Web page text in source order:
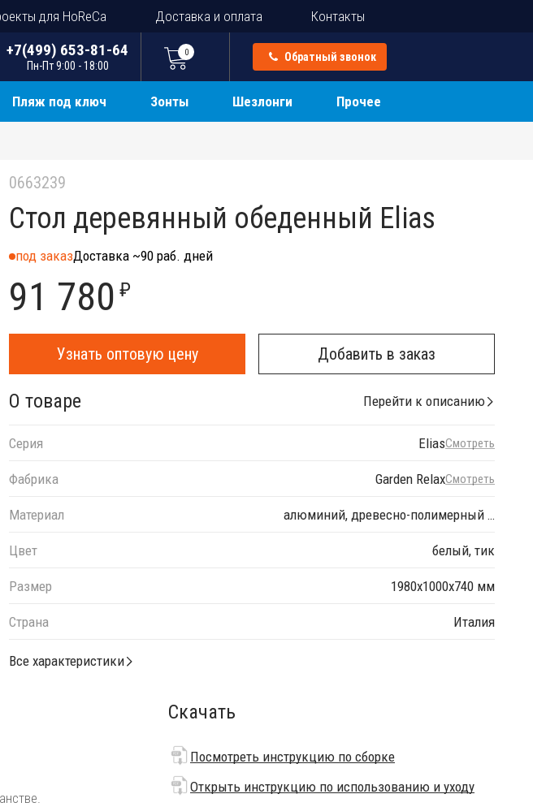
для HoReCa Доставка и оплата Контакты
+7(499) 653-81-64
Пн-Пт 9:00 - 18:00
0 Обратный звонок
Пляж под ключ Зонты Шезлонги Прочее
0663239
Стол деревянный обеденный Elias
под заказДоставка ~90 раб. дней
91 780 ₽
Узнать оптовую цену Добавить в заказ
О товаре Перейти к описанию
Серия EliasСмотреть
Фабрика Garden RelaxСмотреть
Материал алюминий, древесно-полимерный …
Цвет белый, тик
Размер 1980х1000х740 мм
Страна Италия
Все характеристики
Скачать
Посмотреть инструкцию по сборке
Открыть инструкцию по использованию и уходу